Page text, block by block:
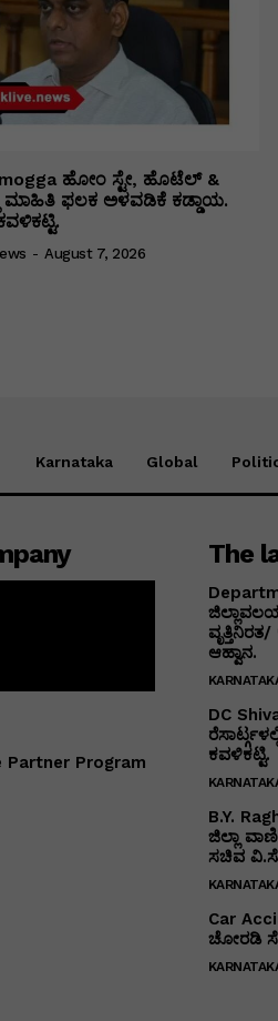
ಹೋಂ ಸ್ಟೇ, ಹೊಟೆಲ್ &
ಮಾಹಿತಿ ಫಲಕ ಅಳವಡಿಕೆ ಕಡ್ಡಾಯ.
- August 7, 2026
Karnataka Global
Partner Program
The
ಆಹ್ವಾನ.
DC
ಕವಳಿಕಟ್ಟಿ.
B.Y.
ಜಿಲ್ಲಾ
ಸಚಿವ
Car
ಚೋರಡಿ